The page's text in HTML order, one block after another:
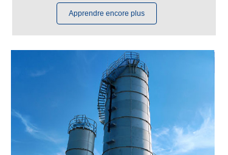
Apprendre encore plus